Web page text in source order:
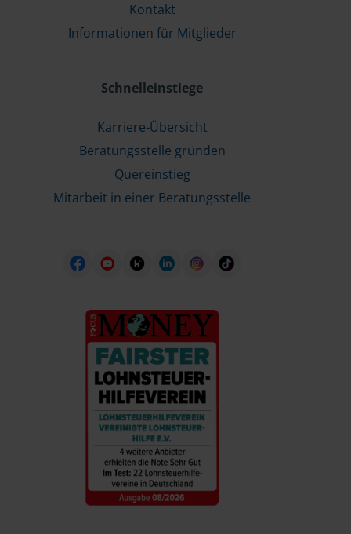
Kontakt
Informationen für Mitglieder
Schnelleinstiege
Karriere-Übersicht
Beratungsstelle gründen
Quereinstieg
Mitarbeit in einer Beratungsstelle